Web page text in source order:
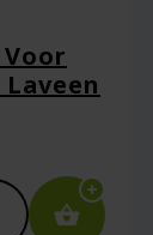
Laveen